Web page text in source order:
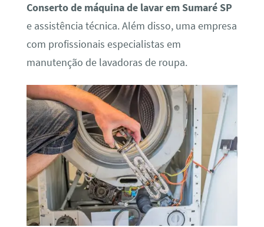
Conserto de máquina de lavar em Sumaré SP
e assistência técnica. Além disso, uma empresa
com profissionais especialistas em
manutenção de lavadoras de roupa.